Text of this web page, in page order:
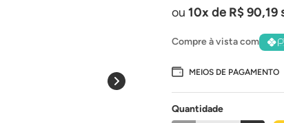
10 de R$90,19
Compre à vista com
MEIOS DE PAGAMENTO
Quantidade